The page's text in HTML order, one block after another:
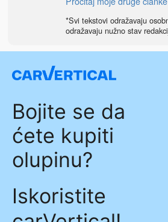
*Svi tekstovi odražavaju
odražavaju nužno stav